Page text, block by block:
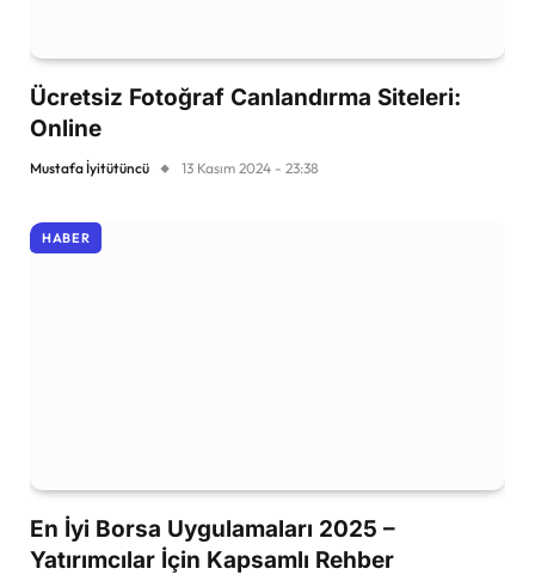
Ücretsiz Fotoğraf Canlandırma Siteleri:
Online
Mustafa İyitütüncü 13 Kasım 2024 - 23:38
HABER
En İyi Borsa Uygulamaları 2025 –
Yatırımcılar İçin Kapsamlı Rehber